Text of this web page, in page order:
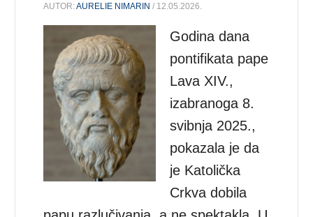
AUTOR:AURELIE NIMARIN / 12.05.2026.
Godina dana
pontifikata pape
Lava XIV.,
izabranoga 8.
svibnja 2025.,
pokazala je da
je Katolička
Crkva dobila